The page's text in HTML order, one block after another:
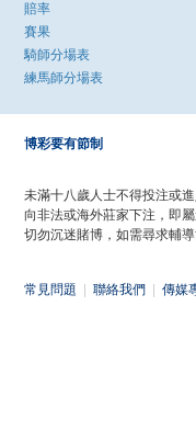
賠率
賽果
騎師分場表
練馬師分場表
博彩要有節制
未滿十八歲人士不得投注或進
向非法或海外莊家下注，即屬
切勿沉迷賭博，如需尋求輔
常見問題 聯絡我們 傳媒